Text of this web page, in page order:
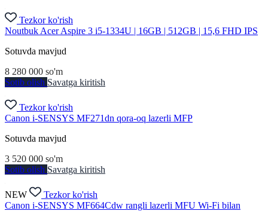
Tezkor ko'rish
Noutbuk Acer Aspire 3 i5-1334U | 16GB | 512GB | 15,6 FHD IPS
Sotuvda mavjud
8 280 000 so'm
Sotib olish Savatga kiritish
Tezkor ko'rish
Canon i-SENSYS MF271dn qora-oq lazerli MFP
Sotuvda mavjud
3 520 000 so'm
Sotib olish Savatga kiritish
NEW
Tezkor ko'rish
Canon i-SENSYS MF664Cdw rangli lazerli MFU Wi-Fi bilan